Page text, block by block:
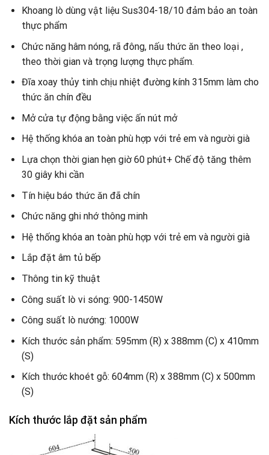
Khoang lò dùng vật liệu Sus304-18/10 đảm bảo an toàn
thực phẩm
Chức năng hâm nóng, rã đông, nấu thức ăn theo loại ,
theo thời gian và trọng lượng thực phẩm.
Đĩa xoay thủy tinh chịu nhiệt đường kính 315mm làm cho
thức ăn chín đều
Mở cửa tự động bằng việc ấn nút mở
Hệ thống khóa an toàn phù hợp với trẻ em và người già
Lựa chọn thời gian hẹn giờ 60 phút+ Chế độ tăng thêm
30 giây khi cần
Tín hiệu báo thức ăn đã chín
Chức năng ghi nhớ thông minh
Hệ thống khóa an toàn phù hợp với trẻ em và người già
Lắp đặt âm tủ bếp
Thông tin kỹ thuật
Công suất lò vi sóng: 900-1450W
Công suất lò nướng: 1000W
Kích thước sản phẩm: 595mm (R) x 388mm (C) x 410mm
(S)
Kích thước khoét gỗ: 604mm (R) x 388mm (C) x 500mm
(S)
Kích thước lắp đặt sản phẩm